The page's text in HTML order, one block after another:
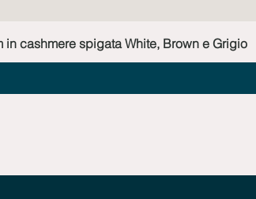
cashmere spigata White, Brown e Grigio